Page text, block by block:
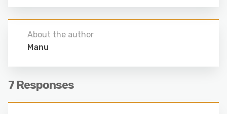
About the author
Manu
7 Responses